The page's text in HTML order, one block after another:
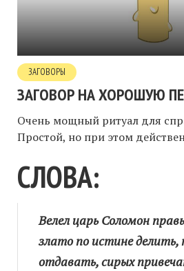
ЗАГОВОРЫ
ЗАГОВОР НА ХОРОШУЮ
Очень мощный ритуал для
Простой, но при этом
СЛОВА:
Велел царь Соломон
злато по истине делить,
отдавать, сирых